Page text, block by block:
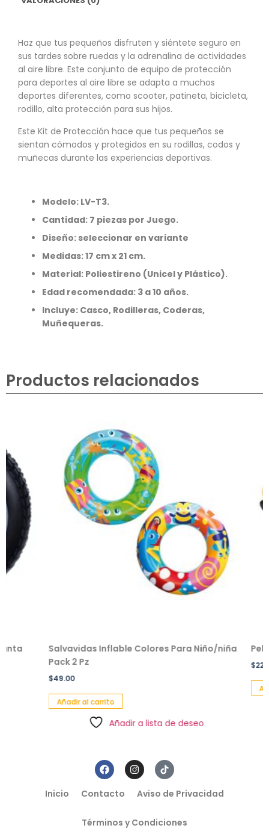
Haz que tus pequeños disfruten y siéntete seguro en
sus tardes sobre ruedas y la adrenalina de actividades
al aire libre. Este conjunto de equipo de protección
para deportes al aire libre se adapta a muchos
deportes diferentes, como scooter, patineta, bicicleta,
rodillo, alta protección para sus hijos.
Este Kit de Protección hace que tus pequeños se
sientan cómodos y protegidos en su rodillas, codos y
muñecas durante las experiencias deportivas.
Modelo: LV-T3.
Cantidad: 7 piezas por Juego.
Diseño: seleccionar en variante
Medidas: 17 cm x 21 cm.
Material: Poliestireno (Unicel y Plástico).
Edad recomendada: 3 a 10 años.
Incluye: Casco, Rodilleras, Coderas,
Muñequeras.
Productos relacionados
Salvavidas Inflable Colores Para Niño/niña
Pack 2 Pz
49.00
Añadir al carrito
Añadir a lista de deseo
Peluche
229.00
Añadir
Inicio Contacto Aviso de Privacidad
Términos y Condiciones